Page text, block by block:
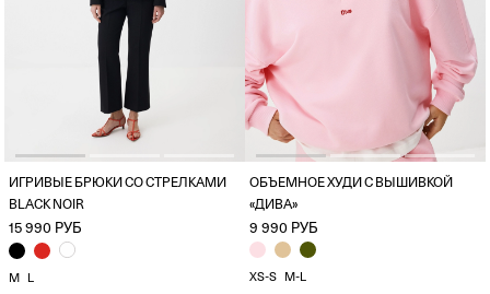
ИГРИВЫЕ БРЮКИ СО СТРЕЛКАМИ
BLACK NOIR
15 990 РУБ
M L
ОБЪЕМНОЕ ХУДИ С ВЫШИВКОЙ
«ДИВА»
9 990 РУБ
XS-S M-L